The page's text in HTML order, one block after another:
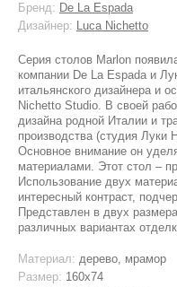
Бренд: De La Espada
Дизайнер: Luca Nichetto
Серия столов Marlon
компании De La Espada и
итальянского дизайнера и
Nichetto Studio. В своей
дизайна родной Италии и
производства (студия Луки
Основное внимание он
материалами. Этот стол –
Использование двух
интересный контраст,
Представлен в двух
различных вариантах
Материал: дерево, мрамор
Размер: 160x74